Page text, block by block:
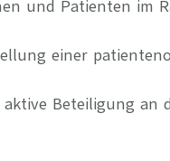
und Patienten im
einer
Beteiligung an